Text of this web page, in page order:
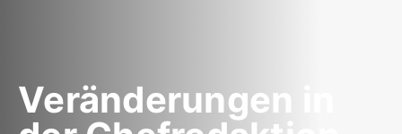
Veränderungen in